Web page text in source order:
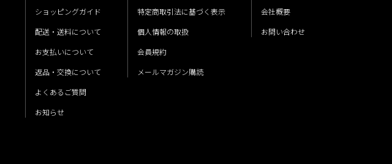
ショッピングガイド
配送・送料について
お支払いについて
返品・交換について
よくあるご質問
お知らせ
特定商取引法に基づく表示
個人情報の取扱
会員規約
メールマガジン購読
会社概要
お問い合わせ